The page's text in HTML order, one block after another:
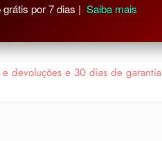
por 7 dias | Saiba mais
devoluções e 30 dias de garantia